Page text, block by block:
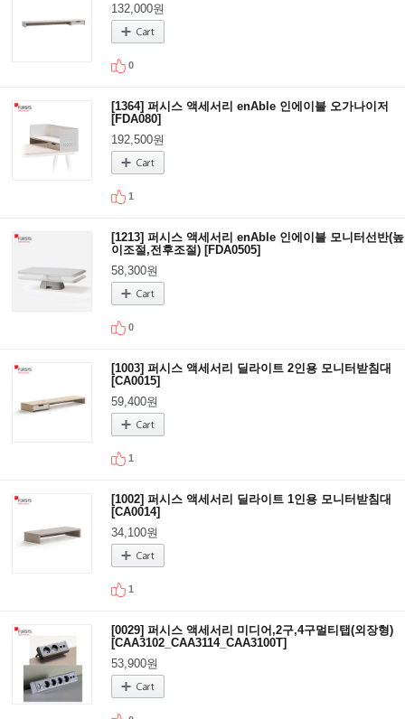
132,000원
0
[1364] 퍼시스 액세서리 enAble 인에이블 오가나이저
[FDA080]
192,500원
1
[1213] 퍼시스 액세서리 enAble 인에이블 모니터선반(높
이조절,전후조절) [FDA0505]
58,300원
0
[1003] 퍼시스 액세서리 딜라이트 2인용 모니터받침대
[CA0015]
59,400원
1
[1002] 퍼시스 액세서리 딜라이트 1인용 모니터받침대
[CA0014]
34,100원
1
[0029] 퍼시스 액세서리 미디어,2구,4구멀티탭(외장형)
[CAA3102_CAA3114_CAA3100T]
53,900원